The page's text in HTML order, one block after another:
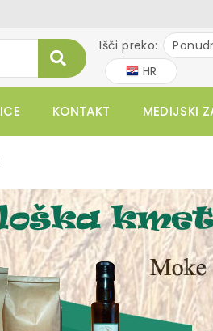
Išči preko:
HR
KONTAKT MEDIJSKI